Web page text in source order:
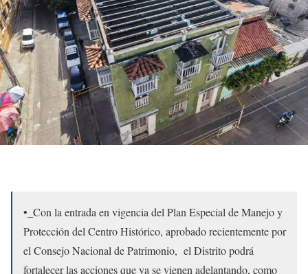
•_Con la entrada en vigencia del Plan Especial de Manejo y
Protección del Centro Histórico, aprobado recientemente por
el Consejo Nacional de Patrimonio, el Distrito podrá
fortalecer las acciones que ya se vienen adelantando, como